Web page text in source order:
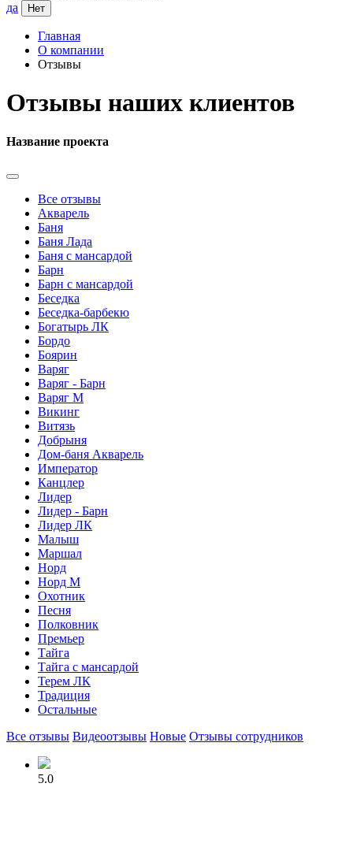
да
Нет
Главная
О компании
Отзывы
Отзывы наших клиентов
Название проекта
Все отзывы
Акварель
Баня
Баня Лада
Баня с мансардой
Барн
Барн с мансардой
Беседка
Беседка-барбекю
Богатырь ЛК
Бордо
Боярин
Варяг
Варяг - Барн
Варяг М
Викинг
Витязь
Добрыня
Дом-баня Акварель
Император
Канцлер
Лидер
Лидер - Барн
Лидер ЛК
Малыш
Маршал
Норд
Норд М
Охотник
Песня
Полковник
Премьер
Тайга
Тайга с мансардой
Терем ЛК
Традиция
Остальные
Все отзывы Видеоотзывы Новые Отзывы сотрудников
5.0